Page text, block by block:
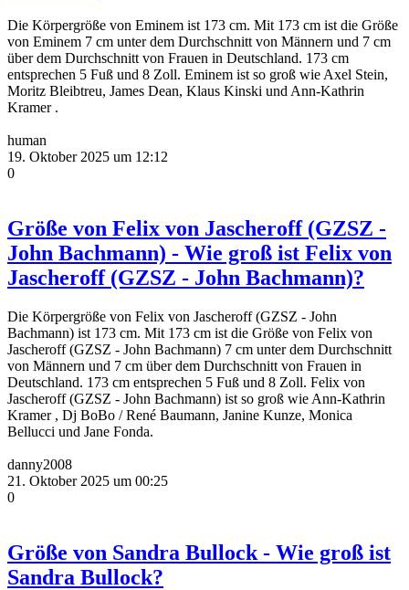
Die Körpergröße von Eminem ist 173 cm. Mit 173 cm ist die Größe
von Eminem 7 cm unter dem Durchschnitt von Männern und 7 cm
über dem Durchschnitt von Frauen in Deutschland. 173 cm
entsprechen 5 Fuß und 8 Zoll. Eminem ist so groß wie Axel Stein,
Moritz Bleibtreu, James Dean, Klaus Kinski und Ann-Kathrin
Kramer .
human
19. Oktober 2025 um 12:12
0
Größe von Felix von Jascheroff (GZSZ -
John Bachmann) - Wie groß ist Felix von
Jascheroff (GZSZ - John Bachmann)?
Die Körpergröße von Felix von Jascheroff (GZSZ - John
Bachmann) ist 173 cm. Mit 173 cm ist die Größe von Felix von
Jascheroff (GZSZ - John Bachmann) 7 cm unter dem Durchschnitt
von Männern und 7 cm über dem Durchschnitt von Frauen in
Deutschland. 173 cm entsprechen 5 Fuß und 8 Zoll. Felix von
Jascheroff (GZSZ - John Bachmann) ist so groß wie Ann-Kathrin
Kramer , Dj BoBo / René Baumann, Janine Kunze, Monica
Bellucci und Jane Fonda.
danny2008
21. Oktober 2025 um 00:25
0
Größe von Sandra Bullock - Wie groß ist
Sandra Bullock?